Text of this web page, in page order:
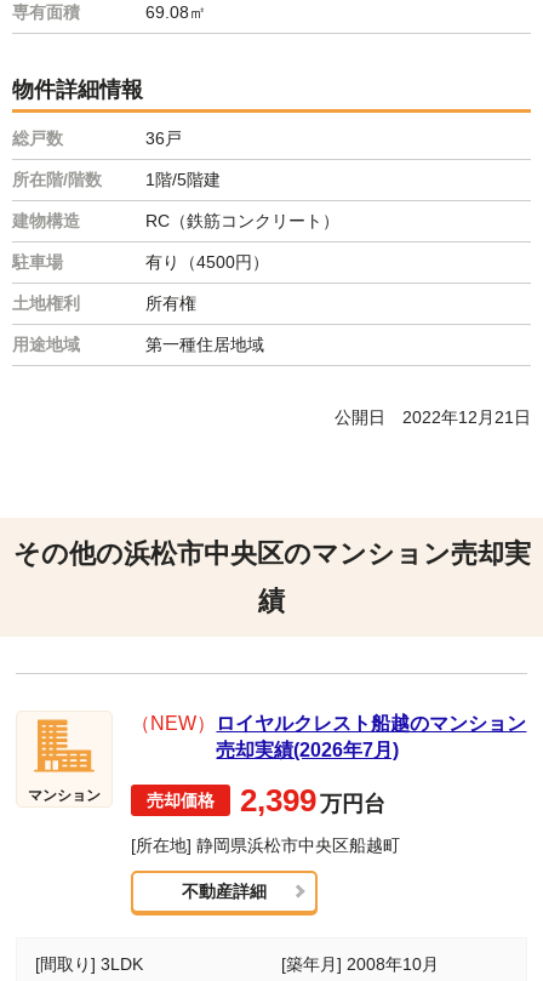
専有面積 69.08㎡
物件詳細情報
総戸数 36戸
所在階/階数 1階/5階建
建物構造 RC（鉄筋コンクリート）
駐車場 有り（4500円）
土地権利 所有権
用途地域 第一種住居地域
公開日 2022年12月21日
その他の浜松市中央区のマンション売却実
績
マンション
（NEW）
ロイヤルクレスト船越のマンション
売却実績(2026年7月)
2,399万円台
[所在地] 静岡県浜松市中央区船越町
不動産詳細
[間取り] 3LDK [築年月] 2008年10月